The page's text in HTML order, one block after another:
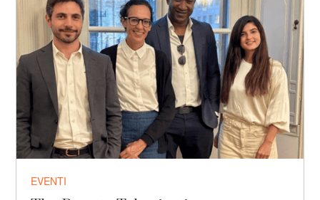
EVENTI